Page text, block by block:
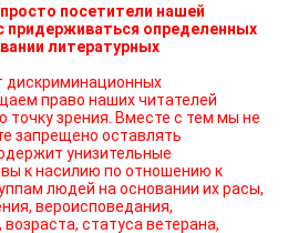
посетители нашей
придерживаться определенных
литературных
дискриминационных
зрения. Вместе с тем мы не
запрещено оставлять
унизительные
к насилию по отношению к
людей на основании их расы,
вероисповедания,
статуса ветерана,